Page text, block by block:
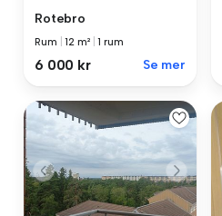
Rotebro
Rum |12 m² |1 rum
6 000 kr Se mer